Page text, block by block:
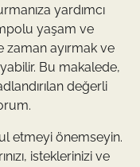
yardımcı
yaşam ve
zaman ayırmak ve
Bu makalede,
değerli
etmeyi önemseyin.
isteklerinizi ve